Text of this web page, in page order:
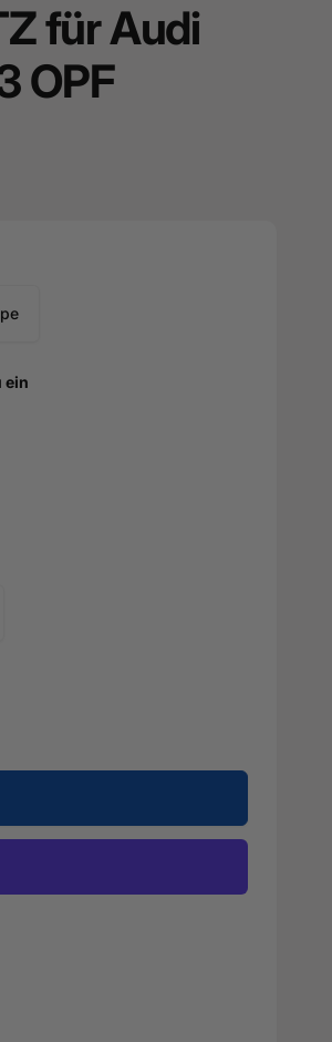
für Audi
OPF
ein